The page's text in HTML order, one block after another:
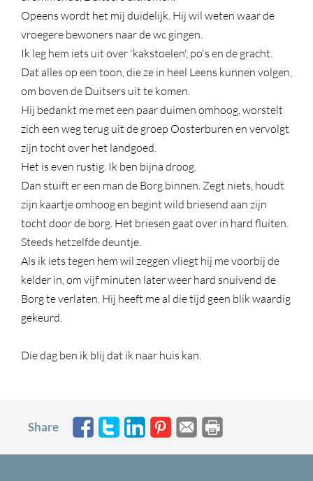
Opeens wordt het mij duidelijk. Hij wil weten waar de
vroegere bewoners naar de wc gingen.
Ik leg hem iets uit over 'kakstoelen', po's en de gracht.
Dat alles op een toon, die ze in heel Leens kunnen volgen,
om boven de Duitsers uit te komen.
Hij bedankt me met een paar duimen omhoog, worstelt
zich een weg terug uit de groep Oosterburen en vervolgt
zijn tocht over het landgoed.
Het is even rustig. Ik ben bijna droog.
Dan stuift er een man de Borg binnen. Zegt niets, houdt
zijn kaartje omhoog en begint wild briesend aan zijn
tocht door de borg. Het briesen gaat over in hard fluiten.
Steeds hetzelfde deuntje.
Als ik iets tegen hem wil zeggen vliegt hij me voorbij de
kelder in, om vijf minuten later weer hard snuivend de
Borg te verlaten. Hij heeft me al die tijd geen blik waardig
gekeurd.
Die dag ben ik blij dat ik naar huis kan.
Share